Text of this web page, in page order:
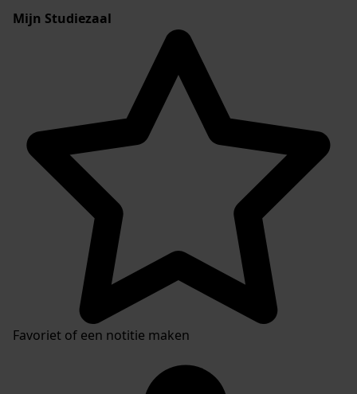
Mijn Studiezaal
Favoriet of een notitie maken